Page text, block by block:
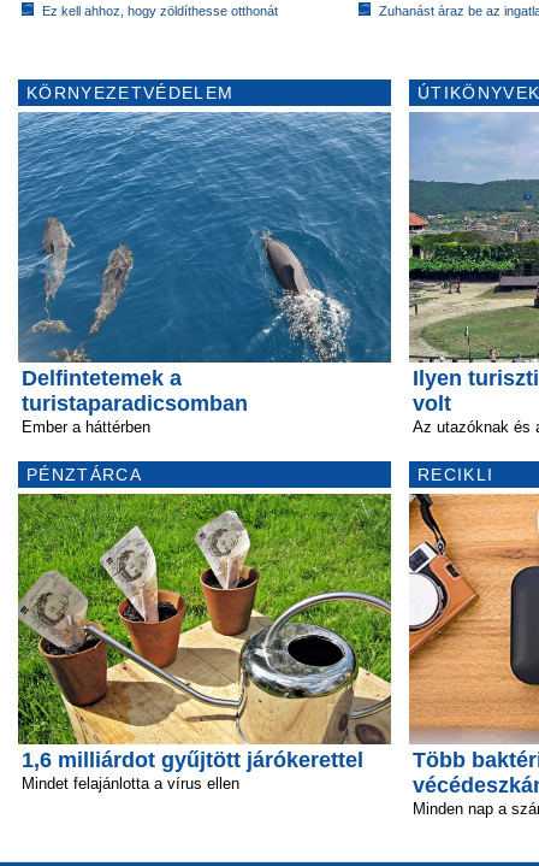
Ez kell ahhoz, hogy zöldíthesse otthonát
Zuhanást áraz be az
KÖRNYEZETVÉDELEM
Delfintetemek a
turistaparadicsomban
Ember a háttérben
PÉNZTÁRCA
1,6 milliárdot gyűjtött járókerettel
Mindet felajánlotta a vírus ellen
Ilyen
volt
Az utazóknak és
RECIKLI
Több
Minden nap a